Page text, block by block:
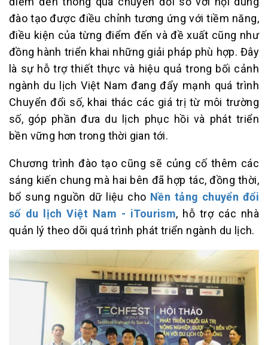
đào tạo được điều chỉnh tương ứng với tiềm năng,
điều kiện của từng điểm đến và đề xuất cũng như
đồng hành triển khai những giải pháp phù hợp. Đây
là sự hỗ trợ thiết thực và hiệu quả trong bối cảnh
ngành du lịch Việt Nam đang đẩy mạnh quá trình
Chuyển đổi số, khai thác các giá trị từ môi trường
số, góp phần đưa du lịch phục hồi và phát triển
bền vững hơn trong thời gian tới.
Chương trình đào tạo cũng sẽ củng cố thêm các
sáng kiến chung mà hai bên đã hợp tác, đồng thời,
bổ sung nguồn dữ liệu cho Nền tảng chuyển đổi
số du lịch Việt Nam - iTourism, hỗ trợ các nhà
quản lý theo dõi quá trình phát triển ngành du lịch.